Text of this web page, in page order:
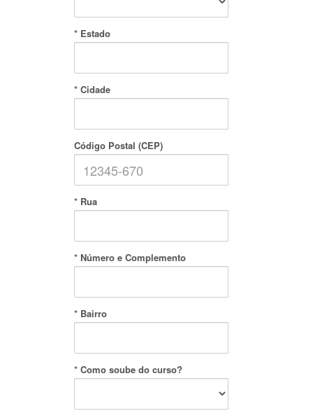
* Estado
* Cidade
Código Postal (CEP)
* Rua
* Número e Complemento
* Bairro
* Como soube do curso?